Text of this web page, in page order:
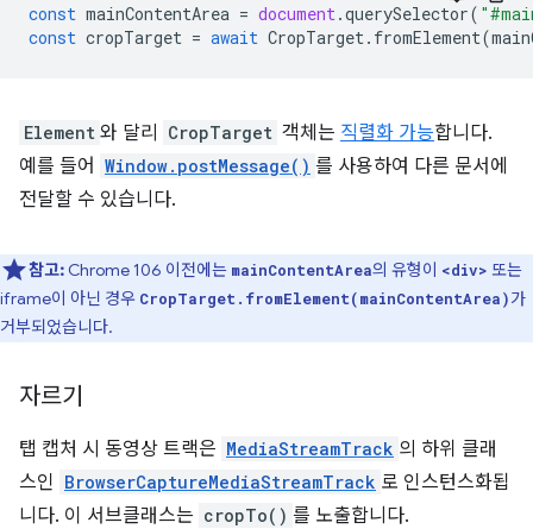
const mainContentArea = document .querySelector(
const cropTarget = await CropTarget . fromElement(
Element 와 달리 CropTarget 객체는 직렬화 가능합니다.
예를 들어 Window.postMessage() 를 사용하여 다른 문서에
전달할 수 있습니다.
참고: Chrome 106 이전에는 mainContentArea의 유형이 <div> 또는
iframe이 아닌 경우 CropTarget.fromElement(mainContentArea)가
거부되었습니다.
자르기
탭 캡처 시 동영상 트랙은 MediaStreamTrack 의 하위 클래
스인 BrowserCaptureMediaStreamTrack 로 인스턴스화됩
니다. 이 서브클래스는 cropTo() 를 노출합니다.